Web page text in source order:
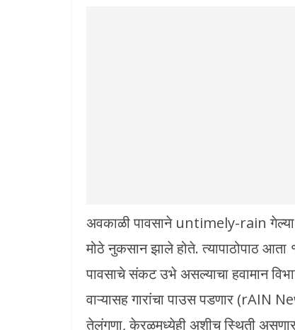
अवकाळी पावसाने untimely-rain गेल्या
मोठे नुकसान झाले होते. त्यापाठोपाठ
पावसाचे संकट उभे असल्याचा हवामान
वाऱ्यासह गारांचा पाउस पडणार (rAIN
तेलंगणा, केरळमध्येही अशीच स्थिती